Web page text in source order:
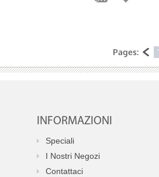
Pages:
INFORMAZIONI
Speciali
I Nostri Negozi
Contattaci